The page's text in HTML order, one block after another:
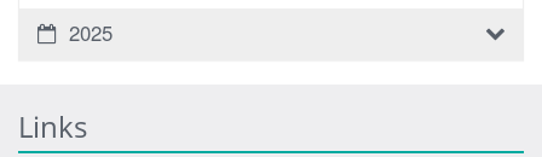
2025
Links